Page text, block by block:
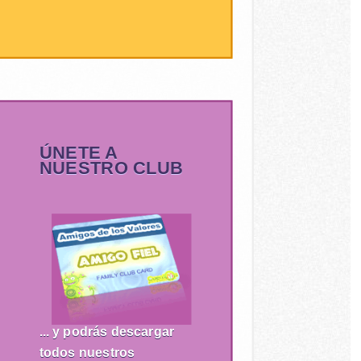
ÚNETE A
NUESTRO CLUB
... y podrás descargar
todos nuestros